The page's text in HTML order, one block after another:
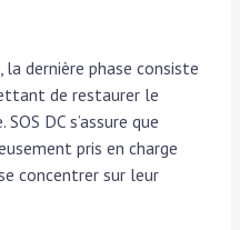
dernière phase consiste
de restaurer le
DC s’assure que
pris en charge
concentrer sur leur